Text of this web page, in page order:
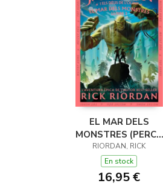
EL MAR DELS
MONSTRES (PERCY
JACKSON I ELS
DÉUS DE L'OLIMP 2)
RIORDAN, RICK
En stock
16,95 €